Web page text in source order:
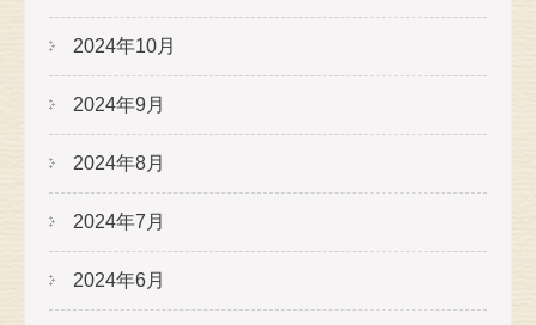
2024年10月
2024年9月
2024年8月
2024年7月
2024年6月